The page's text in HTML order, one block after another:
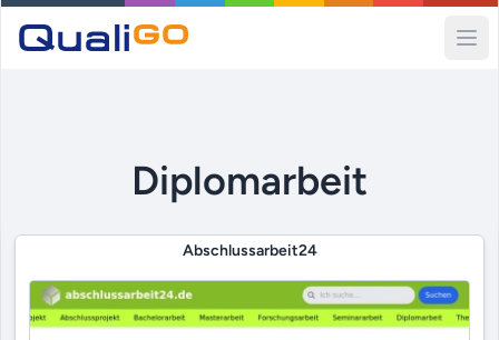
Diplomarbeit
Abschlussarbeit24